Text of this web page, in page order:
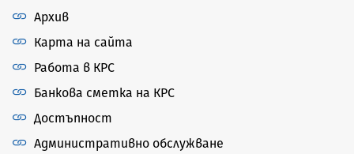
Архив
Карта на сайта
Работа в КРС
Банкова сметка на КРС
Достъпност
Административно обслужване